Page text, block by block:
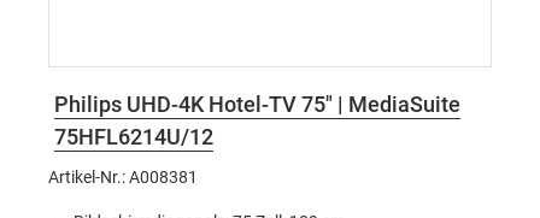
Philips UHD-4K Hotel-TV 75" | MediaSuite
75HFL6214U/12
Artikel-Nr.: A008381